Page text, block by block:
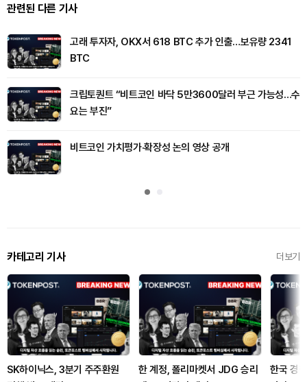
관련된 다른 기사
고래 투자자, OKX서 618 BTC 추가 인출…보유량 2341
BTC
크립토퀀트 “비트코인 바닥 5만3600달러 부근 가능성…수
요는 부진”
비트코인 가치평가·확장성 논의 영상 공개
카테고리 기사 더보기
SK하이닉스, 3분기 주주환원
한 계정, 폴리마켓서 JDG 승리
한국 경